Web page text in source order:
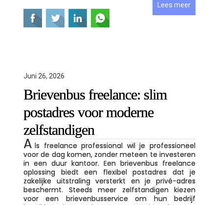
Lees meer
Juni 26, 2026
Brievenbus freelance: slim
postadres voor moderne
zelfstandigen
A ls freelance professional wil je professioneel
voor de dag komen, zonder meteen te investeren
in een duur kantoor. Een brievenbus freelance
oplossing biedt een flexibel postadres dat je
zakelijke uitstraling versterkt en je privé-adres
beschermt. Steeds meer zelfstandigen kiezen
voor een brievenbusservice om hun bedrijf